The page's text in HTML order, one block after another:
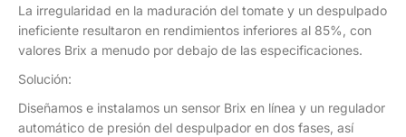
La irregularidad en la maduración del tomate y un despulpado
ineficiente resultaron en rendimientos inferiores al 85%, con
valores Brix a menudo por debajo de las especificaciones.
Solución:
Diseñamos e instalamos un sensor Brix en línea y un regulador
automático de presión del despulpador en dos fases, así